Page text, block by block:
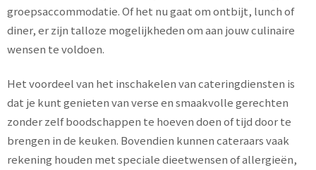
groepsaccommodatie. Of het nu gaat om ontbijt, lunch of
diner, er zijn talloze mogelijkheden om aan jouw culinaire
wensen te voldoen.
Het voordeel van het inschakelen van cateringdiensten is
dat je kunt genieten van verse en smaakvolle gerechten
zonder zelf boodschappen te hoeven doen of tijd door te
brengen in de keuken. Bovendien kunnen cateraars vaak
rekening houden met speciale dieetwensen of allergieën,